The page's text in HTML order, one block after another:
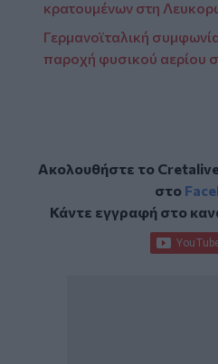
κρατουμένων στη
Γερμανοϊταλική
παροχή φυσικού αερίου
Ακολουθήστε το
στο
Κάντε εγγραφή στο